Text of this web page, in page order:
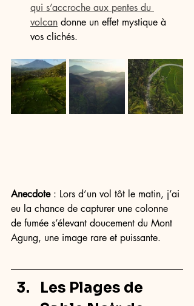
qui s’accroche aux pentes du
volcan donne un effet mystique à
vos clichés.
Anecdote : Lors d’un vol tôt le matin, j’ai
eu la chance de capturer une colonne
de fumée s’élevant doucement du Mont
Agung, une image rare et puissante.
Les Plages de